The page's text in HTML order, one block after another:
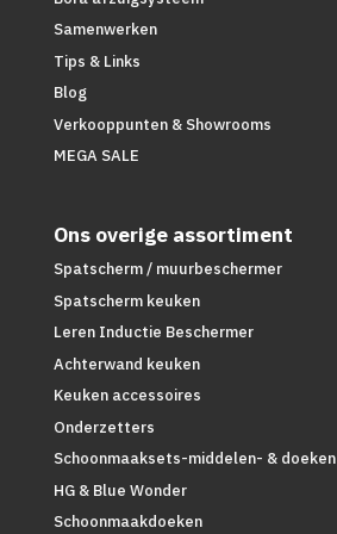
Samenwerken
Tips & Links
Blog
Verkooppunten & Showrooms
MEGA SALE
Ons overige assortiment
Spatscherm / muurbeschermer
Spatscherm keuken
Leren Inductie Beschermer
Achterwand keuken
Keuken accessoires
Onderzetters
Schoonmaaksets-middelen- & doeken
HG & Blue Wonder
Schoonmaakdoeken